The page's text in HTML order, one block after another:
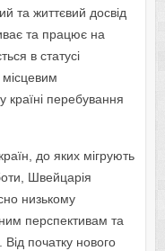
та життєвий досвід
та працює на
в статусі
місцевим
країні перебування
до яких мігрують
Швейцарія
низькому
перспективам та
початку нового